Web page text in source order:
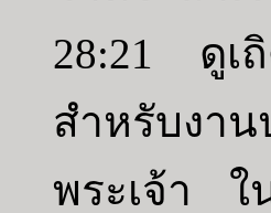
28:21 ดูเ
สำหรับงา
พระเจ้า ใ